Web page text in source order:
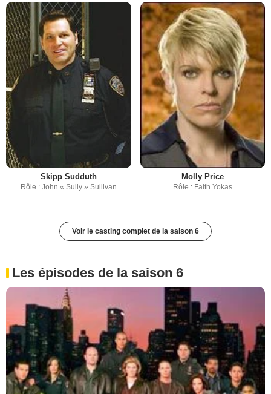
Skipp Sudduth
Rôle : John « Sully » Sullivan
Molly Price
Rôle : Faith Yokas
Voir le casting complet de la saison 6
Les épisodes de la saison 6